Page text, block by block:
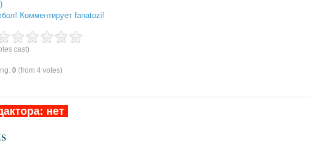
Комментирует fanatozi!
cast)
0 (from 4 votes)
нет-